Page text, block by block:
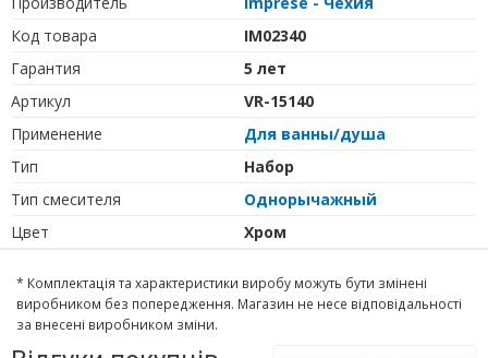
Код товара
IM02340
Гарантия
5 лет
Артикул
VR-15140
Применение
Для ванны/душа
Тип
Набор
Тип cмесителя
Однорычажный
Цвет
Хром
* Комплектація та характеристики виробу можуть бути змінені
виробником без попередження. Магазин не несе відповідальності
за внесені виробником зміни.